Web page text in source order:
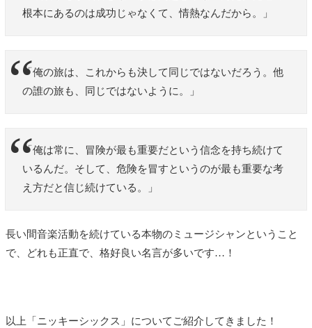
根本にあるのは成功じゃなくて、情熱なんだから。」
「俺の旅は、これからも決して同じではないだろう。他
の誰の旅も、同じではないように。」
「俺は常に、冒険が最も重要だという信念を持ち続けて
いるんだ。そして、危険を冒すというのが最も重要な考
え方だと信じ続けている。」
長い間音楽活動を続けている本物のミュージシャンということ
で、どれも正直で、格好良い名言が多いです…！
以上「ニッキーシックス」についてご紹介してきました！